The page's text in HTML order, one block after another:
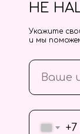
+7
НЕ
Укажите
и мы